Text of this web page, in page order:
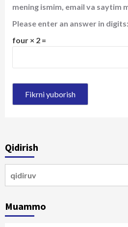
mening ismim, email va saytim
Please enter an answer in digits:
four × 2 =
Qidirish
Muammo